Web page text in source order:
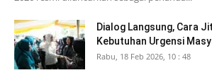
Dialog Langsung, Cara
Kebutuhan Urgensi
Rabu, 18 Feb 2026, 10 : 48